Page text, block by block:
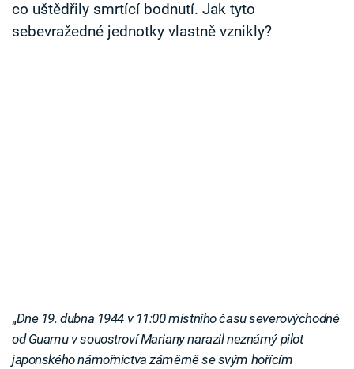
co uštědřily smrtící bodnutí. Jak tyto
sebevražedné jednotky vlastně vznikly?
„Dne 19. dubna 1944 v 11:00 místního času severovýchodně
od Guamu v souostroví Mariany narazil neznámý pilot
japonského námořnictva záměrně se svým hořícím